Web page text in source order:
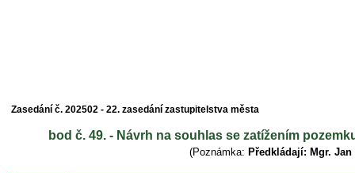
Zasedání č. 202502 - 22. zasedání zastupitelstva města
bod č. 49. - Návrh na souhlas se zatížením
(Poznámka: Předkládají: Mgr.